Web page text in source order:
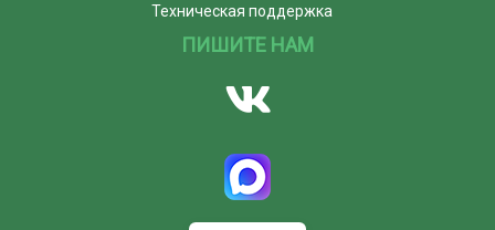
Техническая поддержка
ПИШИТЕ НАМ